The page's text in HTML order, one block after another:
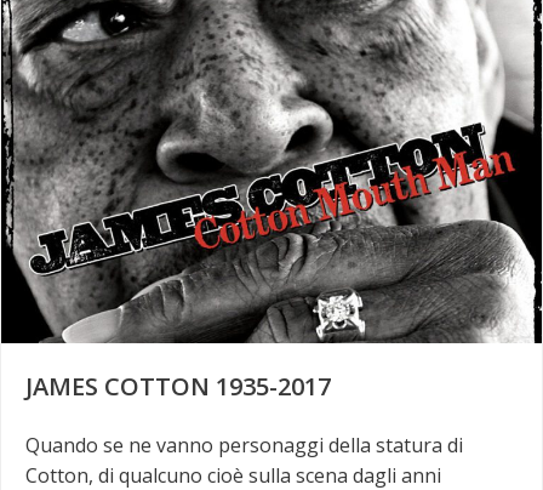
JAMES COTTON 1935-2017
Quando se ne vanno personaggi della statura di
Cotton, di qualcuno cioè sulla scena dagli anni